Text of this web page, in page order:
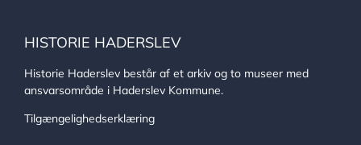
HISTORIE HADERSLEV
Historie Haderslev består af et arkiv og to museer med
ansvarsområde i Haderslev Kommune.
Tilgængelighedserklæring